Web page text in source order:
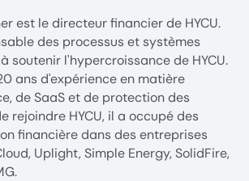
est le directeur financier de HYCU.
des processus et systèmes
soutenir l'hypercroissance de HYCU.
ans d'expérience en matière
de SaaS et de protection des
rejoindre HYCU, il a occupé des
financière dans des entreprises
Uplight, Simple Energy, SolidFire,